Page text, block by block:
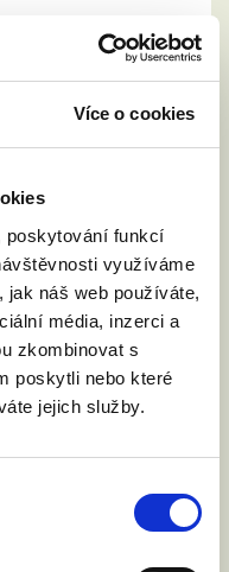
Více o cookies
poskytování funkcí
využíváme
jak náš web používáte,
média, inzerci a
zkombinovat s
poskytli nebo které
jejich služby.
června jednat o
uznávání
rodičovských
spravedlnosti